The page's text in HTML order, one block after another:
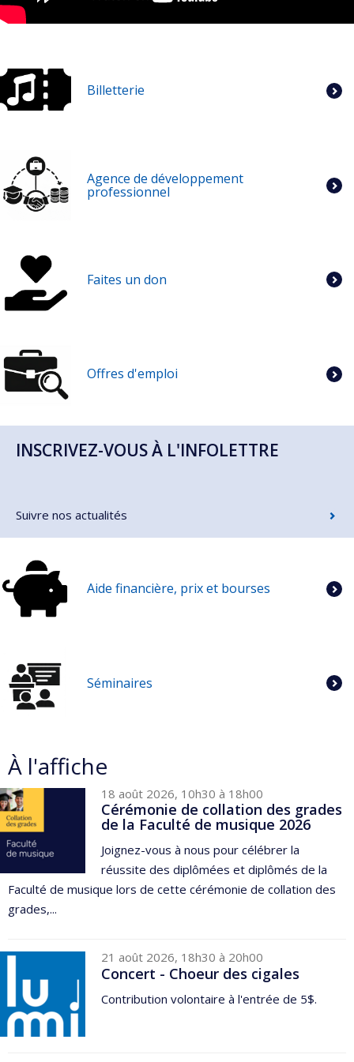
Billetterie
Agence de développement
professionnel
Faites un don
Offres d'emploi
INSCRIVEZ-VOUS À L'INFOLETTRE
Suivre nos actualités
Aide financière, prix et bourses
Séminaires
À l'affiche
18 août 2026, 10h30 à 18h00
Cérémonie de collation des grades
de la Faculté de musique 2026
Joignez-vous à nous pour célébrer la
réussite des diplômées et diplômés de la
Faculté de musique lors de cette cérémonie de collation des
grades,...
21 août 2026, 18h30 à 20h00
Concert - Choeur des cigales
Contribution volontaire à l'entrée de 5$.